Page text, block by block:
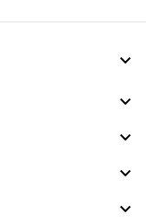




